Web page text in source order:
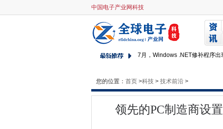
中国电子产业网科技
领先的PC制造商设置为扩展产
家庭办公室授予300万英镑的生
从三个月的飞行员为NHS应用程
7月，Windows .NET修补程序
来自道德黑客的主要课程
获取应用的Microsoft 6月份修补
谷歌Chrome OS接管的下一阶段
对Edge DataceRes的需求设置
您的位置： 首页 >科技 > 技术前沿 >
领先的PC制造商设